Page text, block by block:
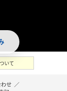
いて
せ ／